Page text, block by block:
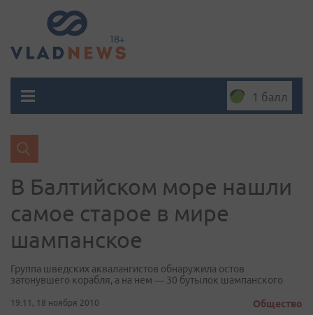
1 балл
В Балтийском море нашли
самое старое в мире
шампанское
Группа шведских аквалангистов обнаружила остов
затонувшего корабля, а на нем — 30 бутылок шампанского
19:11, 18 ноября 2010 Общество